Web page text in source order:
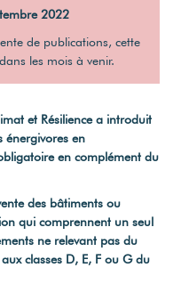
2026
2022
de publications, cette
les mois à venir.
et Résilience a introduit
énergivores en
en complément du
des bâtiments ou
qui comprennent un seul
ne relevant pas du
classes D, E, F ou G du